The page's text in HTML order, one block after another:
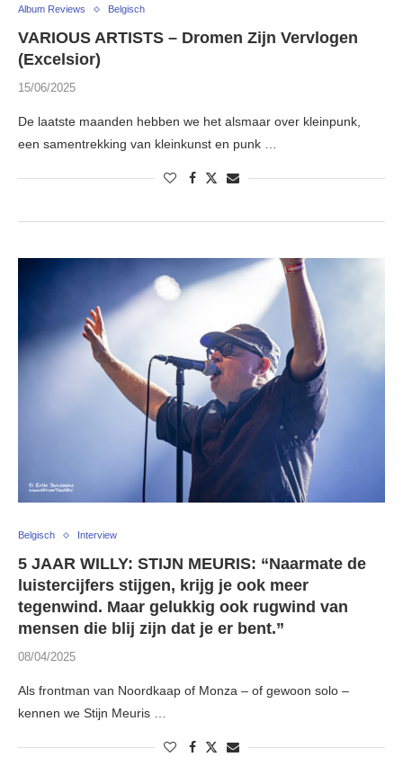
Album Reviews Belgisch
VARIOUS ARTISTS – Dromen Zijn Vervlogen
(Excelsior)
15/06/2025
De laatste maanden hebben we het alsmaar over kleinpunk,
een samentrekking van kleinkunst en punk …
Belgisch Interview
5 JAAR WILLY: STIJN MEURIS: “Naarmate de
luistercijfers stijgen, krijg je ook meer
tegenwind. Maar gelukkig ook rugwind van
mensen die blij zijn dat je er bent.”
08/04/2025
Als frontman van Noordkaap of Monza – of gewoon solo –
kennen we Stijn Meuris …